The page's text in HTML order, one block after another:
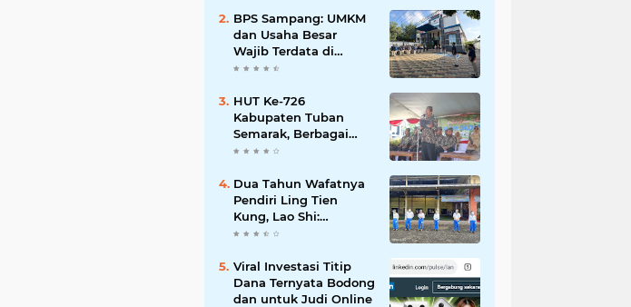
Mahdi: Ajang
Silaturrahmi dan
Media Komunikasi
Antar-Kades untuk
BPS Sampang: UMKM
dan Usaha Besar
Wajib Terdata di
Sensus Ekonomi 2026,
Sasaran
HUT Ke-726
Kabupaten Tuban
Semarak, Berbagai
Prestasinya Pun
Dua Tahun Wafatnya
Pendiri Ling Tien
Kung, Lao Shi:
Amanah Harus Kita
Viral Investasi Titip
Dana Ternyata Bodong
dan untuk Judi Online